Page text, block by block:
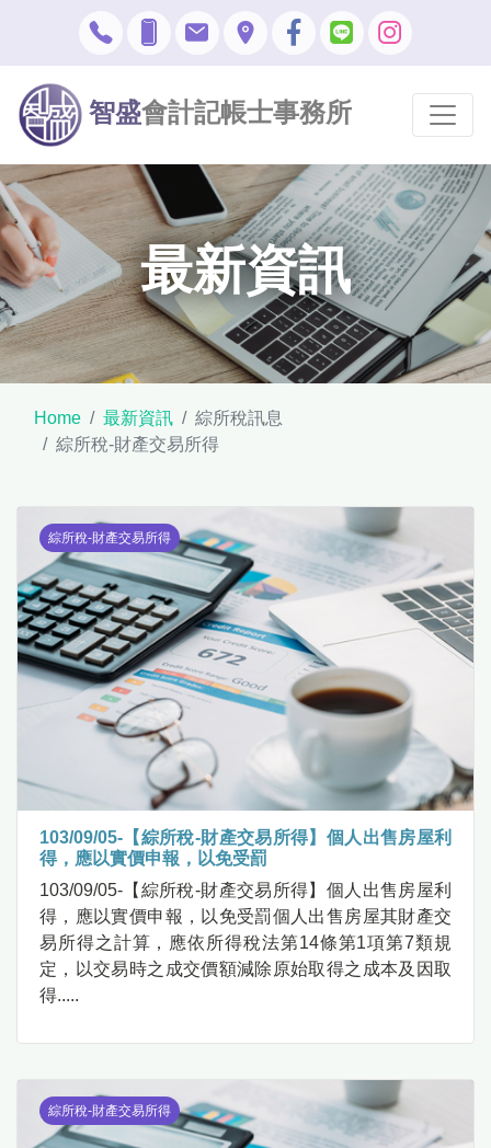
智盛會計記帳士事務所
最新資訊
Home 最新資訊
綜所稅訊息
綜所稅-財產交易所得
綜所稅-財產交易所得
103/09/05-【綜所稅-財產交易所得】個人出售房屋利
得，應以實價申報，以免受罰
103/09/05-【綜所稅-財產交易所得】個人出售房屋利
得，應以實價申報，以免受罰個人出售房屋其財產交
易所得之計算，應依所得稅法第14條第1項第7類規
定，以交易時之成交價額減除原始取得之成本及因取
得.....
綜所稅-財產交易所得